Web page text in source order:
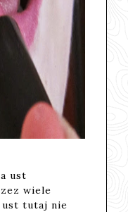
ust
wiele
ust tutaj nie